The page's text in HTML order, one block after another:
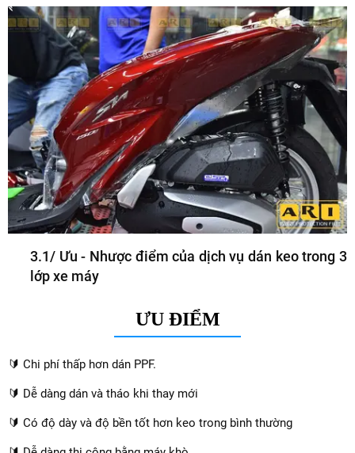
3.1/ Ưu - Nhược điểm của dịch vụ dán keo trong 3
lớp xe máy
ƯU ĐIỂM
🔰 Chi phí thấp hơn dán PPF.
🔰 Dễ dàng dán và tháo khi thay mới
🔰 Có độ dày và độ bền tốt hơn keo trong bình thường